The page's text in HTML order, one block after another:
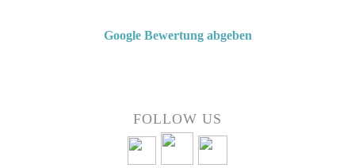
Google Bewertung abgeben
FOLLOW US